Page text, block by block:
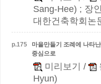
Sang-Hee) ; 장
대한건축학회논
p.175 마을만들기 조례에 나타
중심으로
미리보기 /
Hyun)